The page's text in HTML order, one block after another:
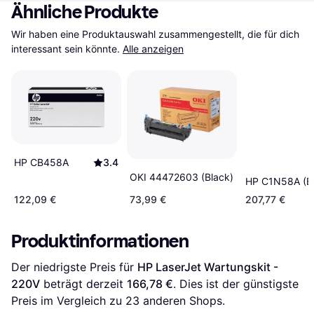
Ähnliche Produkte
Wir haben eine Produktauswahl zusammengestellt, die für dich
interessant sein könnte. Alle anzeigen
HP CB458A 3.4
122,09 €
OKI 44472603 (Black)
73,99 €
HP C1N58A
207,77 €
Produktinformationen
Der niedrigste Preis für HP LaserJet Wartungskit -
220V beträgt derzeit 166,78 €. Dies ist der günstigste
Preis im Vergleich zu 23 anderen Shops.